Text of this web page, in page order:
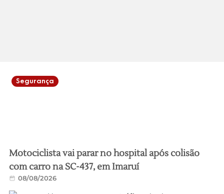
Segurança
Motociclista vai parar no hospital após colisão
com carro na SC-437, em Imaruí
08/08/2026